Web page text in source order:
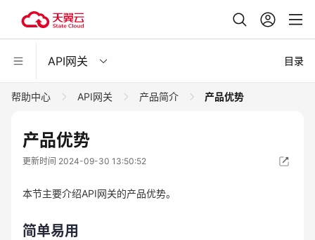
API网关 目录
帮助中心 API网关 产品简介 产品优势
产品优势
更新时间 2024-09-30 13:50:52
本节主要介绍API网关的产品优势。
简单易用